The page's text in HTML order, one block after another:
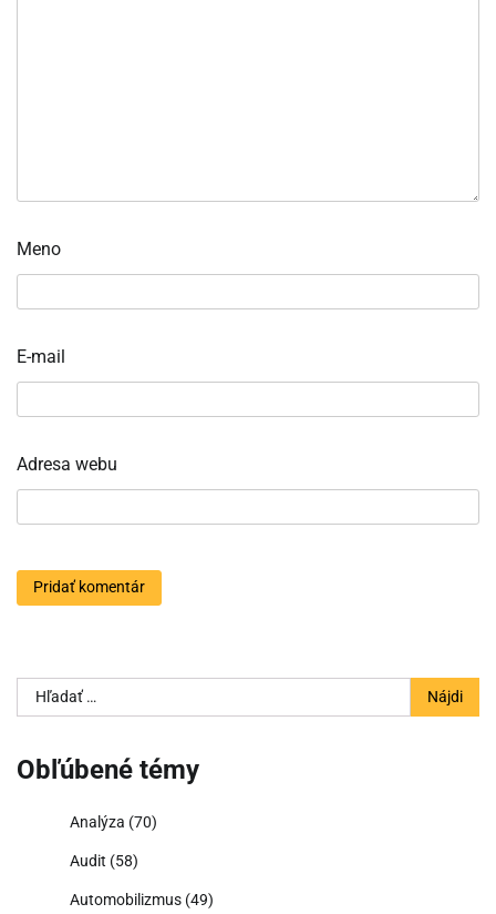
Meno
E-mail
Adresa webu
Hľadať:
Obľúbené témy
Analýza (70)
Audit (58)
Automobilizmus (49)